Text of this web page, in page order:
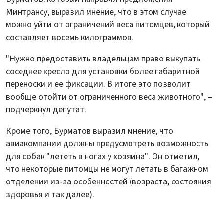
Минтрансу, выразил мнение, что в этом случае
можно уйти от ограничений веса питомцев, который
составляет восемь килограммов.
"Нужно предоставить владельцам право выкупать
соседнее кресло для установки более габаритной
переноски и ее фиксации. В итоге это позволит
вообще отойти от ограниченного веса животного", –
подчеркнул депутат.
Кроме того, Бурматов выразил мнение, что
авиакомпании должны предусмотреть возможность
для собак "лететь в ногах у хозяина". Он отметил,
что некоторые питомцы не могут летать в багажном
отделении из-за особенностей (возраста, состояния
здоровья и так далее).